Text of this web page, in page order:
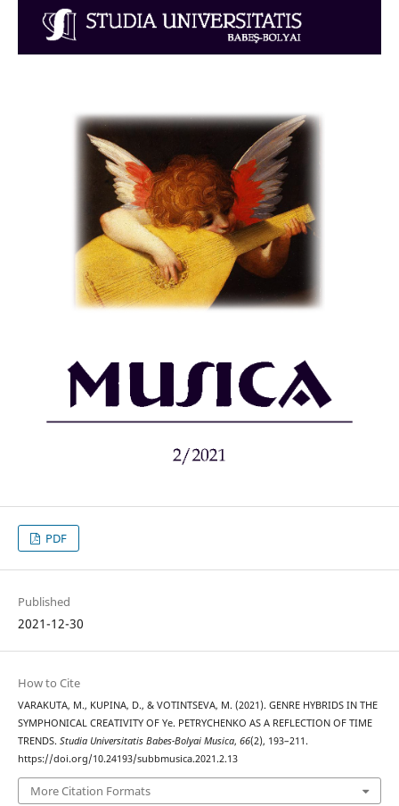
PDF
Published
2021-12-30
How to Cite
VARAKUTA, M., KUPINA, D., & VOTINTSEVA, M. (2021). GENRE HYBRIDS IN THE
SYMPHONICAL CREATIVITY OF Ye. PETRYCHENKO AS A REFLECTION OF TIME
TRENDS. Studia Universitatis Babes-Bolyai Musica, 66(2), 193–211.
https://doi.org/10.24193/subbmusica.2021.2.13
More Citation Formats